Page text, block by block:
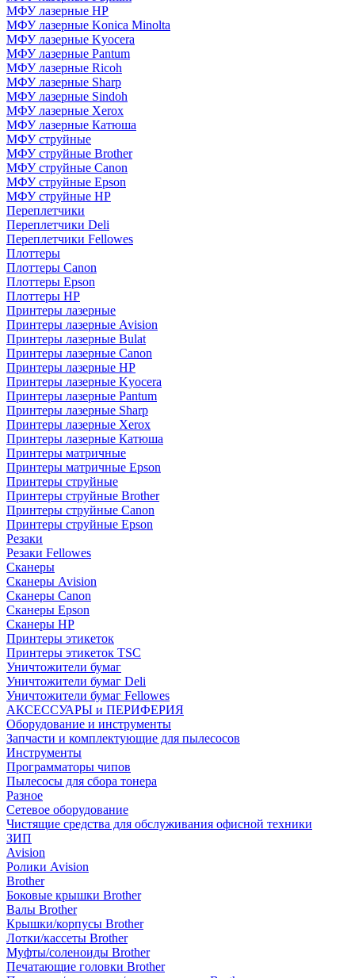
МФУ лазерные HP
МФУ лазерные Konica Minolta
МФУ лазерные Kyocera
МФУ лазерные Pantum
МФУ лазерные Ricoh
МФУ лазерные Sharp
МФУ лазерные Sindoh
МФУ лазерные Xerox
МФУ лазерные Катюша
МФУ струйные
МФУ струйные Brother
МФУ струйные Canon
МФУ струйные Epson
МФУ струйные HP
Переплетчики
Переплетчики Deli
Переплетчики Fellowes
Плоттеры
Плоттеры Canon
Плоттеры Epson
Плоттеры HP
Принтеры лазерные
Принтеры лазерные Avision
Принтеры лазерные Bulat
Принтеры лазерные Canon
Принтеры лазерные HP
Принтеры лазерные Kyocera
Принтеры лазерные Pantum
Принтеры лазерные Sharp
Принтеры лазерные Xerox
Принтеры лазерные Катюша
Принтеры матричные
Принтеры матричные Epson
Принтеры струйные
Принтеры струйные Brother
Принтеры струйные Canon
Принтеры струйные Epson
Резаки
Резаки Fellowes
Сканеры
Сканеры Avision
Сканеры Canon
Сканеры Epson
Сканеры HP
Принтеры этикеток
Принтеры этикеток TSC
Уничтожители бумаг
Уничтожители бумаг Deli
Уничтожители бумаг Fellowes
АКСЕССУАРЫ и ПЕРИФЕРИЯ
Оборудование и инструменты
Запчасти и комплектующие для пылесосов
Инструменты
Программаторы чипов
Пылесосы для сбора тонера
Разное
Сетевое оборудование
Чистящие средства для обслуживания офисной техники
ЗИП
Avision
Ролики Avision
Brother
Боковые крышки Brother
Валы Brother
Крышки/корпусы Brother
Лотки/кассеты Brother
Муфты/соленоиды Brother
Печатающие головки Brother